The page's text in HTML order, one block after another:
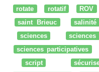
rotate
rotatif ROV
saint Brieuc
salinité
sciences
sciences participatives
script